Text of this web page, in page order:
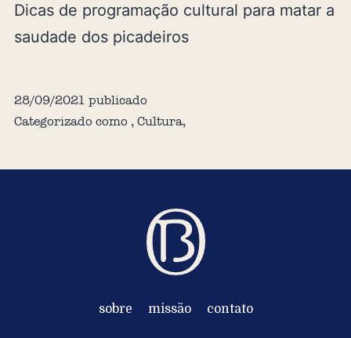
Dicas de programação cultural para matar a
saudade dos picadeiros
28/09/2021 publicado
Categorizado como , Cultura,
sobre missão contato